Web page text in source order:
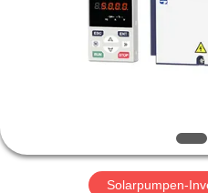
SIE
MIT
Solarpumpen-